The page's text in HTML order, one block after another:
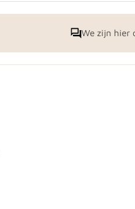
We zijn hier